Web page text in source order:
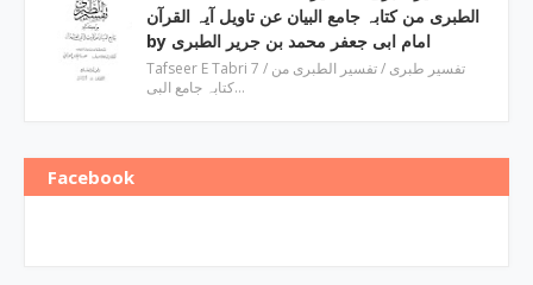
الطبری من کتابہ جامع البیان عن تاویل آیہ القرآن
by امام ابی جعفر محمد بن جریر الطبری
Tafseer E Tabri 7 / تفسیر طبری / تفسیر الطبری من
کتابہ جامع البی…
Facebook